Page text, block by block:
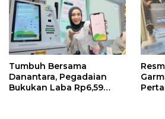
Tumbuh Bersama
Danantara, Pegadaian
Bukukan Laba Rp6,59